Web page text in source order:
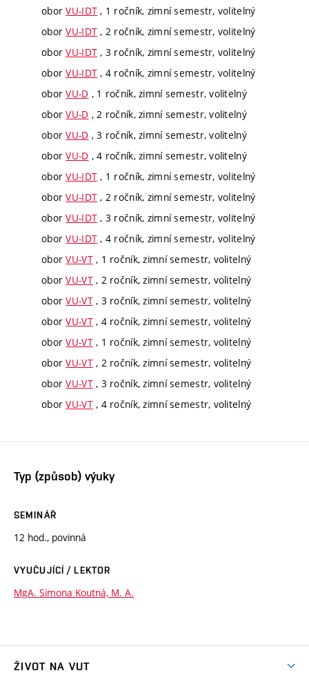
oborVU-IDT , 1 ročník, zimní semestr, volitelný
oborVU-IDT , 2 ročník, zimní semestr, volitelný
oborVU-IDT , 3 ročník, zimní semestr, volitelný
oborVU-IDT , 4 ročník, zimní semestr, volitelný
oborVU-D , 1 ročník, zimní semestr, volitelný
oborVU-D , 2 ročník, zimní semestr, volitelný
oborVU-D , 3 ročník, zimní semestr, volitelný
oborVU-D , 4 ročník, zimní semestr, volitelný
oborVU-IDT , 1 ročník, zimní semestr, volitelný
oborVU-IDT , 2 ročník, zimní semestr, volitelný
oborVU-IDT , 3 ročník, zimní semestr, volitelný
oborVU-IDT , 4 ročník, zimní semestr, volitelný
oborVU-VT, 1 ročník, zimní semestr, volitelný
oborVU-VT, 2 ročník, zimní semestr, volitelný
oborVU-VT, 3 ročník, zimní semestr, volitelný
oborVU-VT, 4 ročník, zimní semestr, volitelný
oborVU-VT, 1 ročník, zimní semestr, volitelný
oborVU-VT, 2 ročník, zimní semestr, volitelný
oborVU-VT, 3 ročník, zimní semestr, volitelný
oborVU-VT, 4 ročník, zimní semestr, volitelný
Typ (způsob) výuky
SEMINÁŘ
12 hod., povinná
VYUČUJÍCÍ / LEKTOR
MgA. Simona Koutná, M. A.
ŽIVOT NA VUT